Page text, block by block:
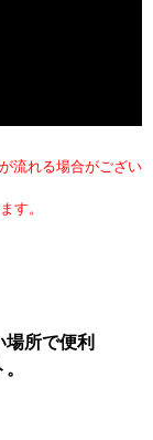
流れる場合がござい
す。
所で便利